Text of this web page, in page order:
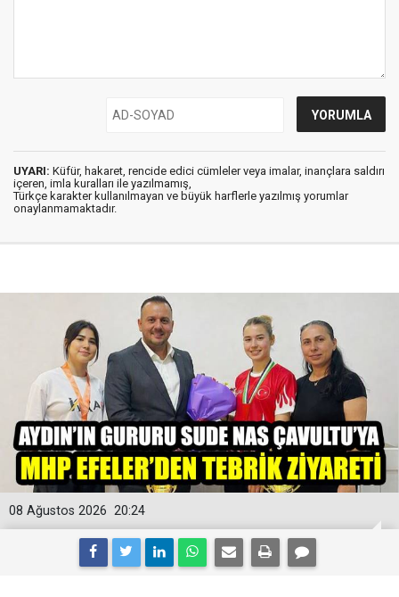
UYARI: Küfür, hakaret, rencide edici cümleler veya imalar, inançlara saldırı
içeren, imla kuralları ile yazılmamış,
Türkçe karakter kullanılmayan ve büyük harflerle yazılmış yorumlar
onaylanmamaktadır.
20:24
08 Ağustos 2026